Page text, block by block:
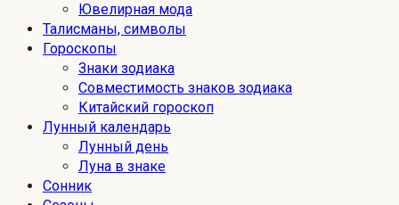
Ювелирная мода
Талисманы, символы
Гороскопы
Знаки зодиака
Совместимость знаков зодиака
Китайский гороскоп
Лунный календарь
Лунный день
Луна в знаке
Сонник